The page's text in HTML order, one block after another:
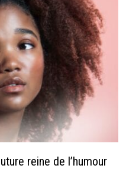
reine de l’humour